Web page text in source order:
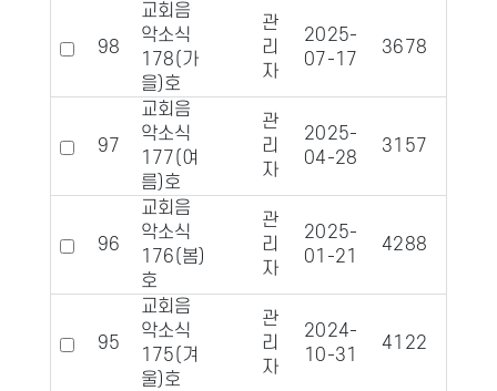
98
교회음
악소식
178(가
을)호
관
리
자
2025-
07-17
3678
97
교회음
악소식
177(여
름)호
관
리
자
2025-
04-28
3157
96
교회음
악소식
176(봄)
호
관
리
자
2025-
01-21
4288
95
교회음
악소식
175(겨
울)호
관
리
자
2024-
10-31
4122